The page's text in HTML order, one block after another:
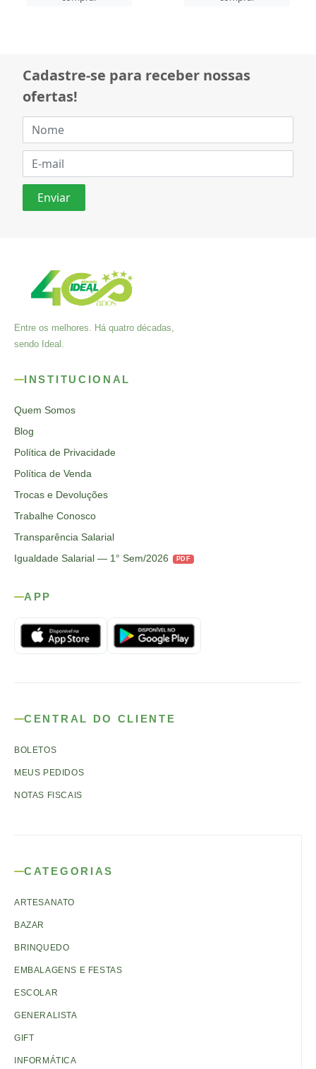
Cadastre-se para receber nossas
ofertas!
Entre os melhores. Há quatro décadas,
sendo Ideal.
INSTITUCIONAL
Quem Somos
Blog
Política de Privacidade
Política de Venda
Trocas e Devoluções
Trabalhe Conosco
Transparência Salarial
Igualdade Salarial — 1° Sem/2026
PDF
APP
CENTRAL DO CLIENTE
BOLETOS
MEUS PEDIDOS
NOTAS FISCAIS
CATEGORIAS
ARTESANATO
BAZAR
BRINQUEDO
EMBALAGENS E FESTAS
ESCOLAR
GENERALISTA
GIFT
INFORMÁTICA